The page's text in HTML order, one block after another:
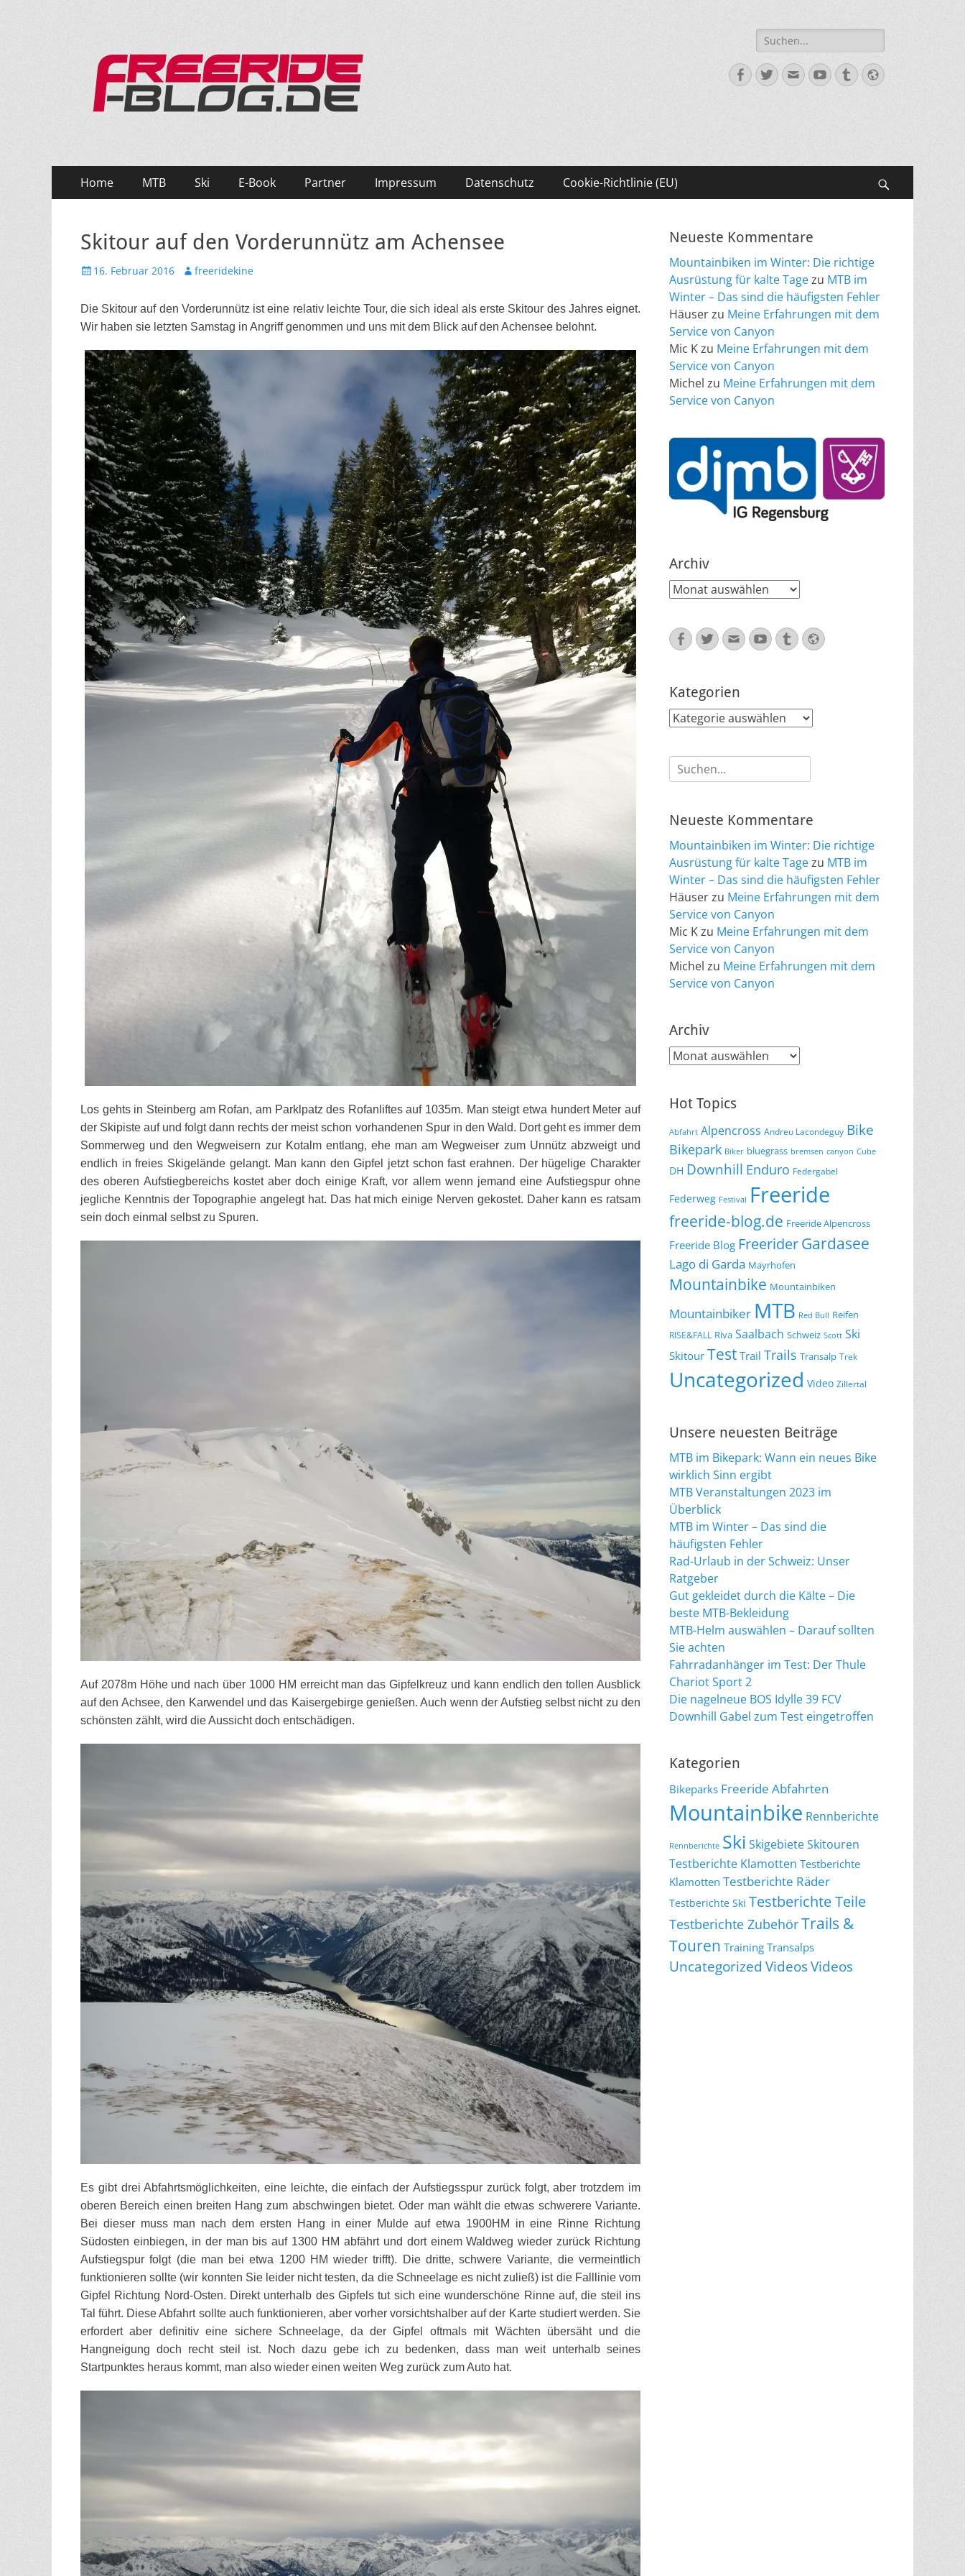
Suche
nach:
Facebook
Twitter
E-
Mail
YouTube
TumblrWebsite
Primäres
Menü
Inhalt
Home MTB Ski E-Book Partner Impressum Datenschutz Cookie-Richtlinie (EU)
Skitour auf den Vorderunnütz am Achensee
Veröffentlicht
16. Februar 2016 Autorfreeridekine
Die Skitour auf den Vorderunnütz ist eine relativ leichte Tour, die sich ideal als erste Skitour des Jahres eignet.
Wir haben sie letzten Samstag in Angriff genommen und uns mit dem Blick auf den Achensee belohnt.
Los gehts in Steinberg am Rofan, am Parklpatz des Rofanliftes auf 1035m. Man steigt etwa hundert Meter auf
der Skipiste auf und folgt dann rechts der meist schon vorhandenen Spur in den Wald. Dort geht es immer dem
Sommerweg und den Wegweisern zur Kotalm entlang, ehe man am Wegweiser zum Unnütz abzweigt und
endlich in freies Skigelände gelangt. Man kann den Gipfel jetzt schon fast erahnen. Der hügelige Charakter
des oberen Aufstiegbereichs kostet aber doch einige Kraft, vor allem wenn jemand eine Aufstiegspur ohne
jegliche Kenntnis der Topographieangelegt hat. Das hat mich einige Nerven gekostet. Daher kann es ratsam
sein doch einmal selbst zu Spuren.
Auf 2078m Höhe und nach über 1000 HM erreicht man das Gipfelkreuz und kann endlich den tollen Ausblick
auf den Achsee, den Karwendel und das Kaisergebirge genießen. Auch wenn der Aufstieg selbst nicht zu den
schönsten zählt, wird die Aussicht doch entschädigen.
Es gibt drei Abfahrtsmöglichkeiten, eine leichte, die einfach der Aufstiegsspur zurück folgt, aber trotzdem im
oberen Bereich einen breiten Hang zum abschwingen bietet. Oder man wählt die etwas schwerere Variante.
Bei dieser muss man nach dem ersten Hang in einer Mulde auf etwa 1900HM in eine Rinne Richtung
Südosten einbiegen, in der man bis auf 1300 HM abfährt und dort einem Waldweg wieder zurück Richtung
Aufstiegspur folgt (die man bei etwa 1200 HM wieder trifft). Die dritte, schwere Variante, die vermeintlich
funktionieren sollte (wir konnten Sie leider nicht testen, da die Schneelage es nicht zuließ) ist die Falllinie vom
Gipfel Richtung Nord-Osten. Direkt unterhalb des Gipfels tut sich eine wunderschöne Rinne auf, die steil ins
Tal führt. Diese Abfahrt sollte auch funktionieren, aber vorher vorsichtshalber auf der Karte studiert werden. Sie
erfordert aber definitiv eine sichere Schneelage, da der Gipfel oftmals mit Wächten übersäht und die
Hangneigung doch recht steil ist. Noch dazu gebe ich zu bedenken, dass man weit unterhalb seines
Startpunktes heraus kommt, man also wieder einen weiten Weg zurück zum Auto hat.
Neueste Kommentare
Mountainbiken im Winter: Die richtige
Ausrüstung für kalte Tagezu MTB im
Winter – Das sind die häufigsten Fehler
Häuserzu Meine Erfahrungen mit dem
Service von Canyon
Mic Kzu Meine Erfahrungen mit dem
Service von Canyon
Michel zu Meine Erfahrungen mit dem
Service von Canyon
Archiv
Archiv
Facebook
Twitter
E-
Mail
YouTube
TumblrWebsite
Kategorien
Kategorien
Suche
nach:
Neueste Kommentare
Mountainbiken im Winter: Die richtige
Ausrüstung für kalte Tagezu MTB im
Winter – Das sind die häufigsten Fehler
Häuserzu Meine Erfahrungen mit dem
Service von Canyon
Mic Kzu Meine Erfahrungen mit dem
Service von Canyon
Michel zu Meine Erfahrungen mit dem
Service von Canyon
Archiv
Archiv
Hot Topics
Abfahrt Alpencross Andreu Lacondeguy Bike
Bikepark Biker bluegrass bremsen canyon Cube
DH Downhill Enduro Federgabel
Federweg Festival Freeride
freeride-blog.de Freeride Alpencross
Freeride Blog FreeriderGardasee
Lago di Garda Mayrhofen
Mountainbike Mountainbiken
Mountainbiker MTB Red Bull Reifen
RISE&FALL Riva Saalbach Schweiz Scott Ski
Skitour Test Trail Trails Transalp Trek
Uncategorized Video Zillertal
Unsere neuesten Beiträge
MTB im Bikepark: Wann ein neues Bike
wirklich Sinn ergibt
MTB Veranstaltungen 2023 im
Überblick
MTB im Winter – Das sind die
häufigsten Fehler
Rad-Urlaub in der Schweiz: Unser
Ratgeber
Gut gekleidet durch die Kälte – Die
beste MTB-Bekleidung
MTB-Helm auswählen – Darauf sollten
Sie achten
Fahrradanhänger im Test: Der Thule
Chariot Sport 2
Die nagelneue BOS Idylle 39 FCV
Downhill Gabel zum Test eingetroffen
Kategorien
Bikeparks Freeride Abfahrten
Mountainbike Rennberichte
Rennberichte Ski SkigebieteSkitouren
Testberichte Klamotten Testberichte
Klamotten Testberichte Räder
Testberichte Ski Testberichte Teile
Testberichte ZubehörTrails &
Touren Training Transalps
Uncategorized VideosVideos